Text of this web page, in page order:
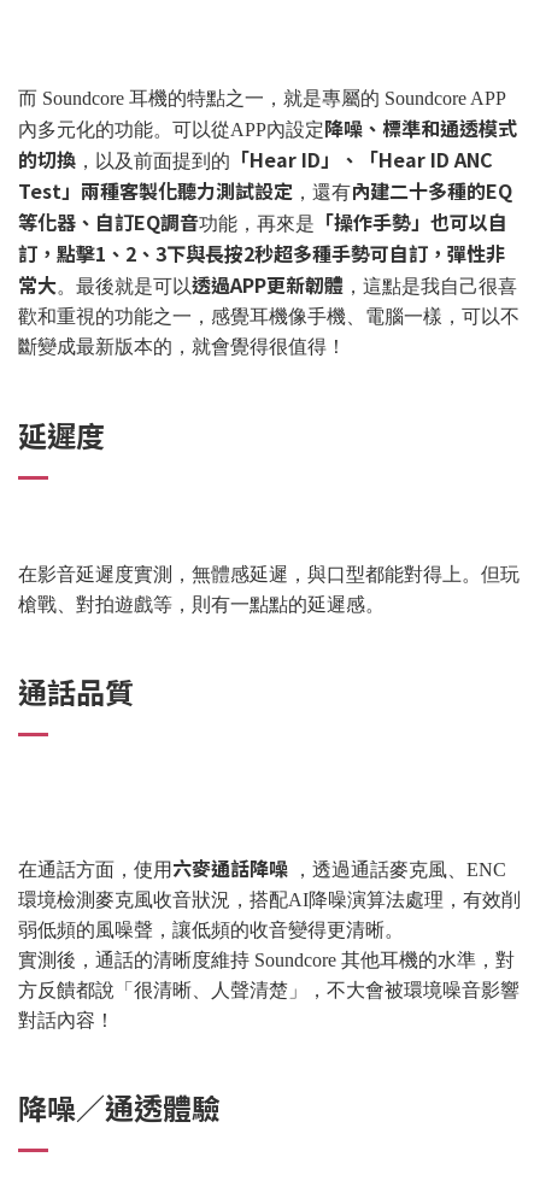
而 Soundcore 耳機的特點之一，就是專屬的 Soundcore APP
內多元化的功能。可以從APP內設定降噪、標準和通透模式
的切換 ，以及前面提到的
「Hear ID」、「Hear ID ANC
Test」兩種客製化聽力測試設定 ，還有內建二十多種的EQ
等化器、自訂EQ調音功能，再來是
「操作手勢」也可以自
訂，點擊1、2、3下與長按2秒超多種手勢可自訂，彈性非
常大。最後就是可以透過APP更新韌體 ，這點是我自己很喜
歡和重視的功能之一，感覺耳機像手機、電腦一樣，可以不
斷變成最新版本的，就會覺得很值得！
延遲度
在影音延遲度實測，無體感延遲，與口型都能對得上。但玩
槍戰、對拍遊戲等，則有一點點的延遲感。
通話品質
在通話方面，使用 六麥通話降噪 ，透過通話麥克風、ENC
環境檢測麥克風收音狀況，搭配AI降噪演算法處理，有效削
弱低頻的風噪聲，讓低頻的收音變得更清晰。
實測後，通話的清晰度維持 Soundcore 其他耳機的水準，對
方反饋都說「很清晰、人聲清楚」，不大會被環境噪音影響
對話內容！
降噪／通透體驗